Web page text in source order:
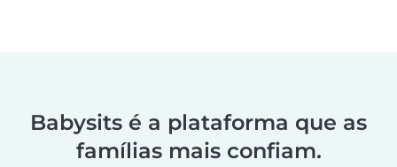
Babysits é a plataforma que as
famílias mais confiam.